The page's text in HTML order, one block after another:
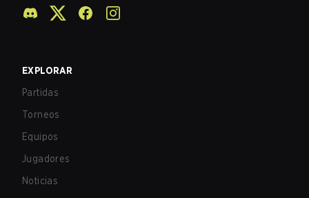
EXPLORAR
Partidas
Torneos
Equipos
Jugadores
Noticias